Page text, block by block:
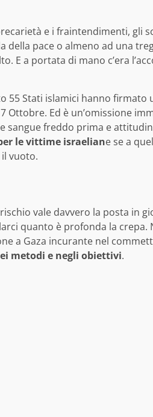
e i fraintendimenti, gli
della pace o almeno ad una
E a portata di mano c’era
55 Stati islamici hanno firmato
Ottobre. Ed è un’omissione
sangue freddo prima e
le vittime israeliane se a
vuoto.
vale davvero la posta in
quanto è profonda la crepa.
a Gaza incurante nel
metodi e negli obiettivi.